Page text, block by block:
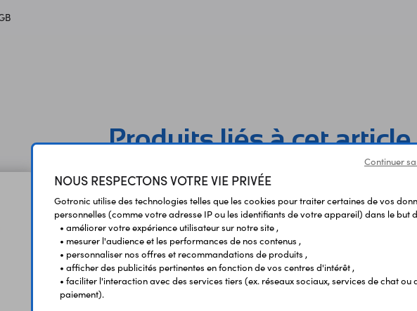
Produits liés à cet article
Continuer
NOUS RESPECTONS VOTRE VIE PRIVÉE
Gotronic utilise des technologies telles que les cookies pour traiter certaines de vos
personnelles (comme votre adresse IP ou les identifiants de votre appareil) dans le but
• améliorer votre expérience utilisateur sur notre site ,
• mesurer l'audience et les performances de nos contenus ,
• personnaliser nos offres et recommandations de produits ,
• afficher des publicités pertinentes en fonction de vos centres d'intérêt ,
• faciliter l'interaction avec des services tiers (ex. réseaux sociaux, services de chat ou
paiement).